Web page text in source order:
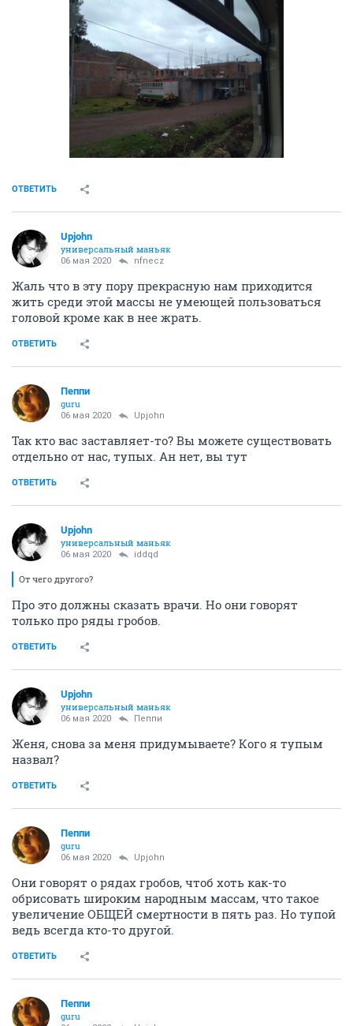
ОТВЕТИТЬ
Upjohn
универсальный маньяк
06 мая 2020 nfnecz
Жаль что в эту пору прекрасную нам приходится
жить среди этой массы не умеющей пользоваться
головой кроме как в нее жрать.
ОТВЕТИТЬ
Пeппи
guru
06 мая 2020 Upjohn
Так кто вас заставляет-то? Вы можете существовать
отдельно от нас, тупых. Ан нет, вы тут
ОТВЕТИТЬ
Upjohn
универсальный маньяк
06 мая 2020 iddqd
От чего другого?
Про это должны сказать врачи. Но они говорят
только про ряды гробов.
ОТВЕТИТЬ
Upjohn
универсальный маньяк
06 мая 2020 Пeппи
Женя, снова за меня придумываете? Кого я тупым
назвал?
ОТВЕТИТЬ
Пeппи
guru
06 мая 2020 Upjohn
Они говорят о рядах гробов, чтоб хоть как-то
обрисовать широким народным массам, что такое
увеличение ОБЩЕЙ смертности в пять раз. Но тупой
ведь всегда кто-то другой.
ОТВЕТИТЬ
Пeппи
guru